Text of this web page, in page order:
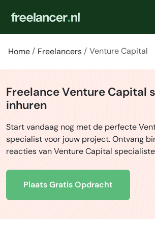
Home Freelancers Venture Capital
Freelance Venture Capital
inhuren
Start vandaag nog met de perfecte
specialist voor jouw project. Ontvang
reacties van Venture Capital
Plaats Gratis Opdracht